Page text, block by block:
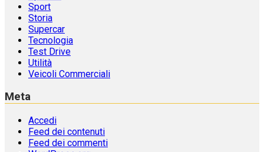
Sport
Storia
Supercar
Tecnologia
Test Drive
Utilità
Veicoli Commerciali
Meta
Accedi
Feed dei contenuti
Feed dei commenti